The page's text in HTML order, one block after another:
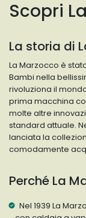
Scopri
La storia di
La Marzocco è
Bambi nella
rivoluziona il
prima macchina
molte altre
standard attuale.
lanciata la
comodamente
Perché La
Nel 1939 La